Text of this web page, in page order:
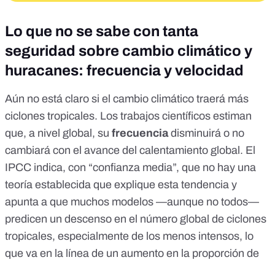
Lo que no se sabe con tanta
seguridad sobre cambio climático y
huracanes: frecuencia y velocidad
Aún no está claro si el cambio climático traerá más
ciclones tropicales. Los trabajos científicos estiman
que, a nivel global, su frecuenciadisminuirá o no
cambiará con el avance del calentamiento global. El
IPCC indica, con “confianza media”, que no hay una
teoría establecida que explique esta tendencia y
apunta a que muchos modelos —aunque no todos—
predicen un descenso en el número global de ciclones
tropicales, especialmente de los menos intensos, lo
que va en la línea de un aumento en la proporción de